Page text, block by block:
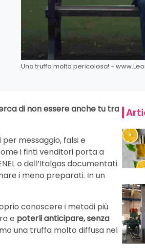
Una truffa molto pericolosa! -
di non essere anche tu tra
messaggio, falsi e
i finti venditori porta a
o dell’Italgas documentati
i meno preparati. In un
conoscere i metodi più
e poterli anticipare, senza
una truffa molto diffusa nel